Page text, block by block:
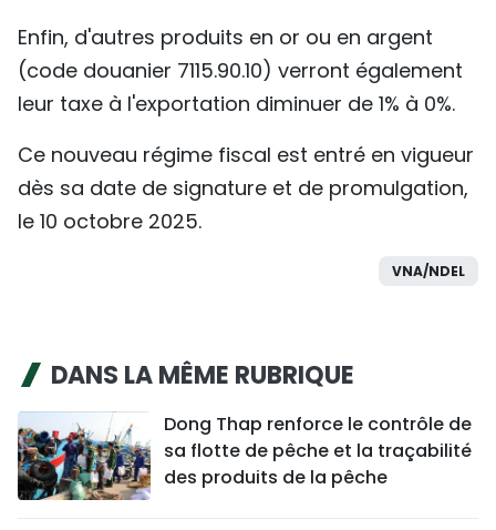
Enfin, d'autres produits en or ou en argent
(code douanier 7115.90.10) verront également
leur taxe à l'exportation diminuer de 1% à 0%.
Ce nouveau régime fiscal est entré en vigueur
dès sa date de signature et de promulgation,
le 10 octobre 2025.
VNA/NDEL
DANS LA MÊME RUBRIQUE
Dong Thap renforce le contrôle de
sa flotte de pêche et la traçabilité
des produits de la pêche